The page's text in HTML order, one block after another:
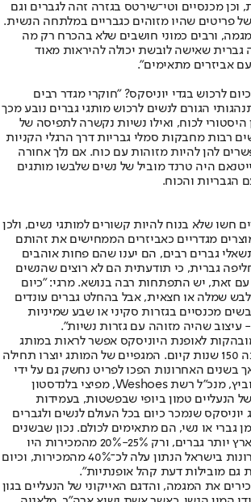
וכן מכנסיים וטי־שירטס בגזרה זהה לגברים וגם
פריטים שהיו מזוהים כגבריים במלתחה הנשית.
ורבים כמוני חושבים שלא בהכרח רק מה
גברית שאישה לובשת יכולה להיראות מאוד
אביזרים מתאימים".
לרכוש בגדי יוניסקס? "חוקרי מגדר רבים
הגורם לנשים לרכוש מותגי גברים נובע מכך
לכוח, ואילו נשיות נקשרה לתפיסה של
רבות מחבקות סמלי גבריות דרך הרגלי הקניות
להן להיות מזוהות עם כוח. אם נלך אחורה
היה טרנד מוביל של נשים שלבשו מותגים
הגבריות והכוח.
חשו שלא בנוח להיות קשורים למותגי נשים, ולכן
מגדריים כאביזרים הממחישים את זהותם
גברים רבים, הם יענו שהם פחות אוהבים
גברית, כי תודעתית הם לא רוצים שהנשים
עם זאת, יש התפתחות רבה בנושא. מרגי: "כיום
שמלה או חצאית, אבל בהחלט גברים עונדים
מכנסיים בגזרות סקיני או שבע שמיניות
שהיה מזוהה עם גזרות נשיות".
לאופנת היוניסקס אפשר לראות במותג
"בלנדסטון", שחוגג השנה 150 שנות קיום. המגפיים של המותג יוצרו תחילה
בשנים האחרונות הפכו לפריט נחשק גם על ידי
נשים. לדברי עמוס הורוביץ, מנכ"ל רשת Weshoes, מפיצי בלנדסטון
הנעליים טמון ביופי שבפשטות, בעמידות
יוניסקס שנמכר כיום בכל העולם לנשים ולגברים
גברי או נשי, הם מתאימים לכולם. נכון שבשנים
הראשונות קנו אותם בארץ יותר גברים, ורק 25%-20% מהמכירות היו
לנשים, אך בשנים האחרונות בישראל הנתון עלה לכ־40% מהמכירות, וכיום
גם מובילות דעת קהל אופנתיות".
את המגמה, והדגם האייקוני של הנעליים בגון